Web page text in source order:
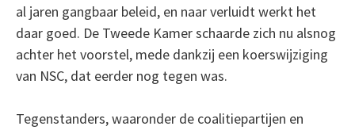
al jaren gangbaar beleid, en naar verluidt werkt het
daar goed. De Tweede Kamer schaarde zich nu alsnog
achter het voorstel, mede dankzij een koerswijziging
van NSC, dat eerder nog tegen was.
Tegenstanders, waaronder de coalitiepartijen en